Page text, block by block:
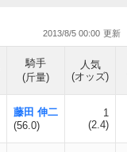
2013/8/5 00:00
騎手
(斤量)
人気
(オッズ)
藤田 伸二
(56.0)
1
(2.4)